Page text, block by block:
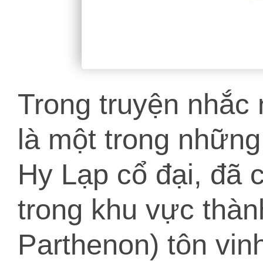
Trong truyện nhắc
là một trong
Hy Lạp cổ đại, đã
trong khu vực
Parthenon) tôn